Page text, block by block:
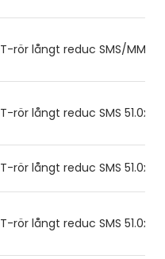
T-rör långt reduc SMS/MM
T-rör långt reduc SMS
T-rör långt reduc SMS
T-rör långt reduc SMS